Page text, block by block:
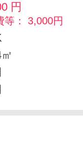
円
等： 3,000円